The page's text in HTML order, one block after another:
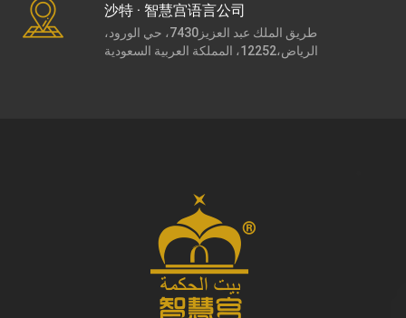
沙特 · 智慧宫语言公司
طريق الملك عبد العزيز7430، حي الورود،
الرياض،12252، المملكة العربية السعودية